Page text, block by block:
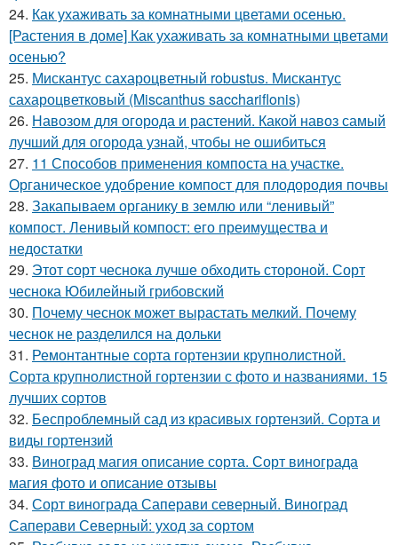
24. Как ухаживать за комнатными цветами осенью.
[Растения в доме] Как ухаживать за комнатными цветами
осенью?
25. Мискантус сахароцветный robustus. Мискантус
сахароцветковый (Miscanthus sacchariflonis)
26. Навозом для огорода и растений. Какой навоз самый
лучший для огорода узнай, чтобы не ошибиться
27. 11 Способов применения компоста на участке.
Органическое удобрение компост для плодородия почвы
28. Закапываем органику в землю или “ленивый”
компост. Ленивый компост: его преимущества и
недостатки
29. Этот сорт чеснока лучше обходить стороной. Сорт
чеснока Юбилейный грибовский
30. Почему чеснок может вырастать мелкий. Почему
чеснок не разделился на дольки
31. Ремонтантные сорта гортензии крупнолистной.
Сорта крупнолистной гортензии с фото и названиями. 15
лучших сортов
32. Беспроблемный сад из красивых гортензий. Сорта и
виды гортензий
33. Виноград магия описание сорта. Сорт винограда
магия фото и описание отзывы
34. Сорт винограда Саперави северный. Виноград
Саперави Северный: уход за сортом